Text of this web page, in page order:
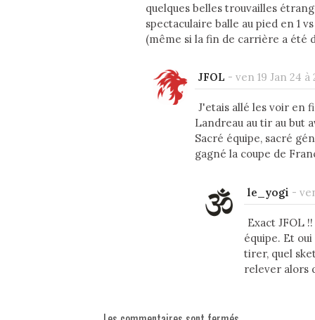
quelques belles trouvailles
spectaculaire balle au pied en 1
(même si la fin de carrière a été
JFOL - ven 19 Jan 24 à
J'etais allé les voir en
Landreau au tir au but
Sacré équipe, sacré
gagné la coupe de
le_yogi -
Exact JFOL
équipe. Et
tirer, quel
relever alors